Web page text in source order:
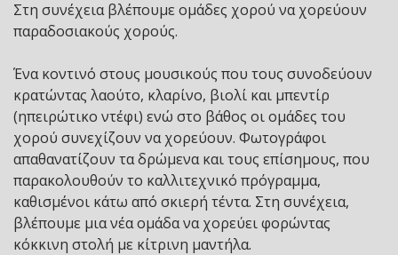
Στη συνέχεια βλέπουμε ομάδες χορού να χορεύουν
παραδοσιακούς χορούς.
Ένα κοντινό στους μουσικούς που τους συνοδεύουν
κρατώντας λαούτο, κλαρίνο, βιολί και μπεντίρ
(ηπειρώτικο ντέφι) ενώ στο βάθος οι ομάδες του
χορού συνεχίζουν να χορεύουν. Φωτογράφοι
απαθανατίζουν τα δρώμενα και τους επίσημους, που
παρακολουθούν το καλλιτεχνικό πρόγραμμα,
καθισμένοι κάτω από σκιερή τέντα. Στη συνέχεια,
βλέπουμε μια νέα ομάδα να χορεύει φορώντας
κόκκινη στολή με κίτρινη μαντήλα.